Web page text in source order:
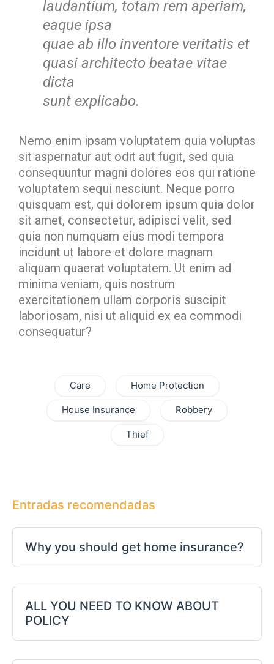
laudantium, totam rem aperiam,
eaque ipsa
quae ab illo inventore veritatis et
quasi architecto beatae vitae
dicta
sunt explicabo.
Nemo enim ipsam voluptatem quia voluptas
sit aspernatur aut odit aut fugit, sed quia
consequuntur magni dolores eos qui ratione
voluptatem sequi nesciunt. Neque porro
quisquam est, qui dolorem ipsum quia dolor
sit amet, consectetur, adipisci velit, sed
quia non numquam eius modi tempora
incidunt ut labore et dolore magnam
aliquam quaerat voluptatem. Ut enim ad
minima veniam, quis nostrum
exercitationem ullam corporis suscipit
laboriosam, nisi ut aliquid ex ea commodi
consequatur?
Care Home Protection
House Insurance Robbery
Thief
Entradas recomendadas
Why you should get home insurance?
ALL YOU NEED TO KNOW ABOUT
POLICY